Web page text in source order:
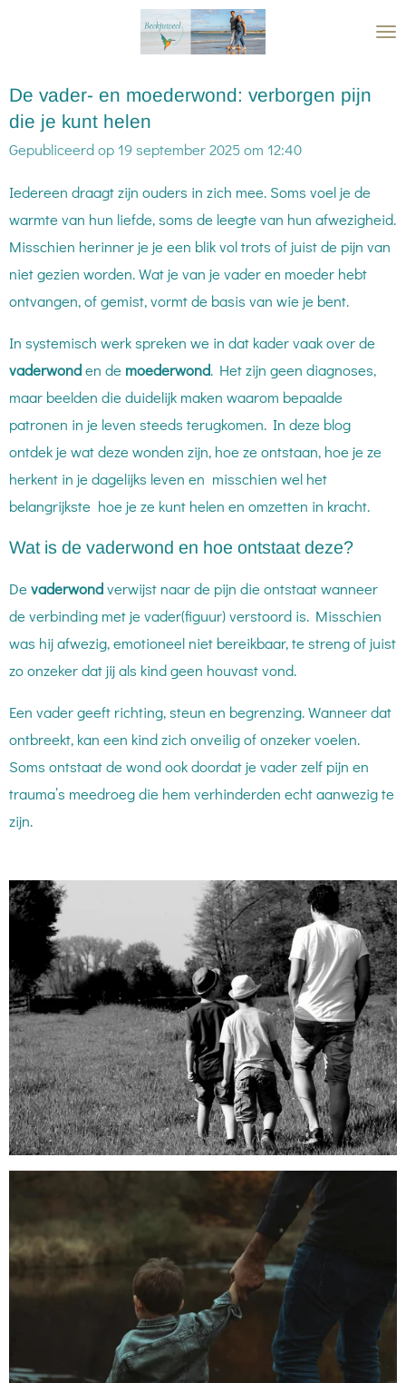
de
hoofdinhoud
De vader- en moederwond: verborgen pijn
die je kunt helen
Gepubliceerd op 19 september 2025 om 12:40
Iedereen draagt zijn ouders in zich mee. Soms voel je de
warmte van hun liefde, soms de leegte van hun afwezigheid.
Misschien herinner je je een blik vol trots of juist de pijn van
niet gezien worden. Wat je van je vader en moeder hebt
ontvangen, of gemist, vormt de basis van wie je bent.
In systemisch werk spreken we in dat kader vaak over de
vaderwonden de moederwond. Het zijn geen diagnoses,
maar beelden die duidelijk maken waarom bepaalde
patronen in je leven steeds terugkomen. In deze blog
ontdek je wat deze wonden zijn, hoe ze ontstaan, hoe je ze
herkent in je dagelijks leven en misschien wel het
belangrijkste hoe je ze kunt helen en omzetten in kracht.
Wat is de vaderwond en hoe ontstaat deze?
De vaderwondverwijst naar de pijn die ontstaat wanneer
de verbinding met je vader(figuur) verstoord is. Misschien
was hij afwezig, emotioneel niet bereikbaar, te streng of juist
zo onzeker dat jij als kind geen houvast vond.
Een vader geeft richting, steun en begrenzing. Wanneer dat
ontbreekt, kan een kind zich onveilig of onzeker voelen.
Soms ontstaat de wond ook doordat je vader zelf pijn en
trauma’s meedroeg die hem verhinderden echt aanwezig te
zijn.